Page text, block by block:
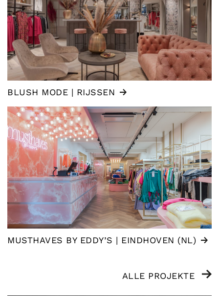
BLUSH MODE | RIJSSEN
MUSTHAVES BY EDDY’S | EINDHOVEN (NL)
ALLE PROJEKTE